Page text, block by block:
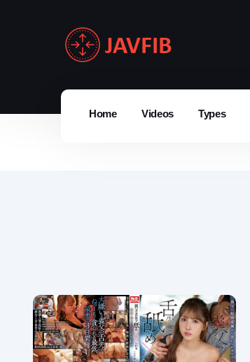
Home Videos Types